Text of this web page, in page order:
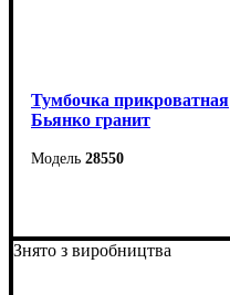
Тумбочка прикроватная
Бьянко гранит
28550
Высота: 43 см
Глубина: 40,6 см
Знято з виробництва